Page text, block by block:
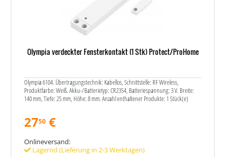
Olympia verdeckter Fensterkontakt (1 Stk) Protect/ProHome
Olympia 6104. Übertragungstechnik: Kabellos, Schnittstelle: RF Wireless,
Produktfarbe: Weiß. Akku-/Batterietyp: CR2354, Batteriespannung: 3 V. Breite:
140 mm, Tiefe: 25 mm, Höhe: 8 mm. Anzahl enthaltener Produkte: 1 Stück(e)
2750 €
Onlineversand:
Lagernd (Lieferung in 2-3 Werktagen)